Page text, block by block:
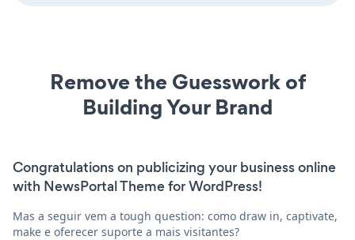
Remove the Guesswork of
Building Your Brand
Congratulations on publicizing your business online
with NewsPortal Theme for WordPress!
Mas a seguir vem a tough question: como draw in, captivate,
make e oferecer suporte a mais visitantes?